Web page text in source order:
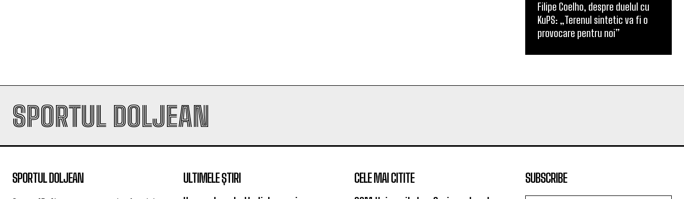
Filipe Coelho, despre duelul cu
KuPS: „Terenul sintetic va fi o
provocare pentru noi”
SPORTUL DOLJEAN
SPORTUL DOLJEAN ULTIMELE ȘTIRI CELE MAI CITITE SUBSCRIBE